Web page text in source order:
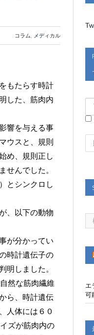
コラム メディカル
もたらす時計
した、筋肉内
響を与える事
ウスと、規則
め、規則正し
せんでした。
とシンクロし
、以下の動物
が分かってい
時計遺伝子の
明しました。
然な筋肉繊維
ら、時計遺伝
人体には６０
ズが筋肉内の
エ
可